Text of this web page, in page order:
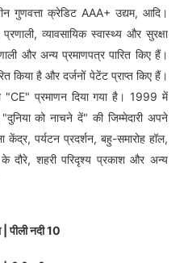
गुणवत्ता क्रेडिट AAA+ उद्यम, आदि।
व्यावसायिक स्वास्थ्य और सुरक्षा
और अन्य प्रमाणपत्र पारित किए हैं।
किया है और दर्जनों पेटेंट प्राप्त किए हैं।
"CE" प्रमाणन दिया गया है। 1999 में
को नाचने दें" की जिम्मेदारी अपने
पर्यटन प्रदर्शन, बहु-समारोह हॉल,
दौरे, शहरी परिदृश्य प्रकाश और अन्य